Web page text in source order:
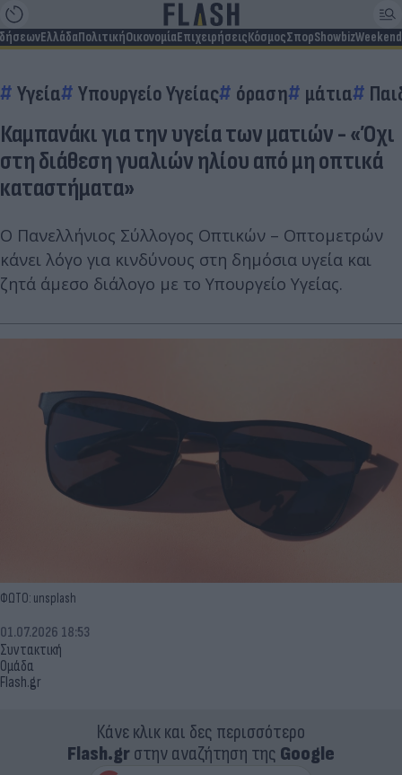
ΕλλάδαΠολιτικήΟικονομίαΕπιχειρήσειςΚόσμοςΣπορShowbizWeekend
Υγεία Υπουργείο Υγείας όραση μάτια
Καμπανάκι για την υγεία των ματιών - «Όχι
στη διάθεση γυαλιών ηλίου από μη οπτικά
καταστήματα»
Ο Πανελλήνιος Σύλλογος Οπτικών – Οπτομετρών
κάνει λόγο για κινδύνους στη δημόσια υγεία και
ζητά άμεσο διάλογο με το Υπουργείο Υγείας.
ΦΩΤΟ: unsplash
Συντακτική
Ομάδα
Flash.gr
01.07.2026 18:53
Κάνε κλικ και δες περισσότερο
Flash.grστην αναζήτηση της Google